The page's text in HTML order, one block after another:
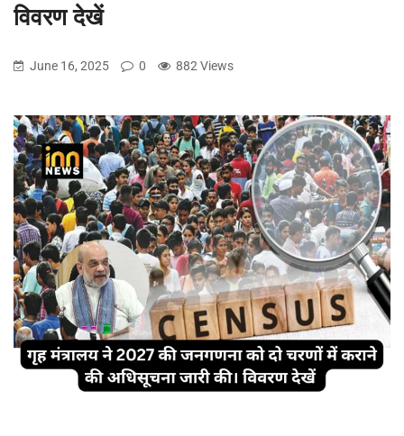
विवरण देखें
June 16, 2025 0 882 Views